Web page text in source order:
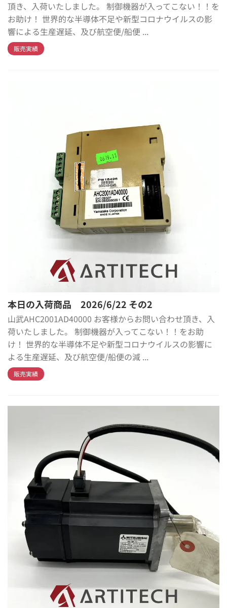
頂き、入荷いたしました。 制御機器が入ってこない！！を
お助け！ 世界的な半導体不足や新型コロナウイルスの影
響による生産遅延、及び航空便/船便 ...
販売実績
本日の入荷商品 2026/6/22 その2
山武AHC2001AD40000 お客様からお問い合わせ頂き、入
荷いたしました。 制御機器が入ってこない！！をお助
け！ 世界的な半導体不足や新型コロナウイルスの影響に
よる生産遅延、及び航空便/船便の減 ...
販売実績